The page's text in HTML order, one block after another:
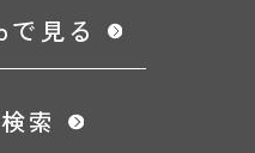
見る
索